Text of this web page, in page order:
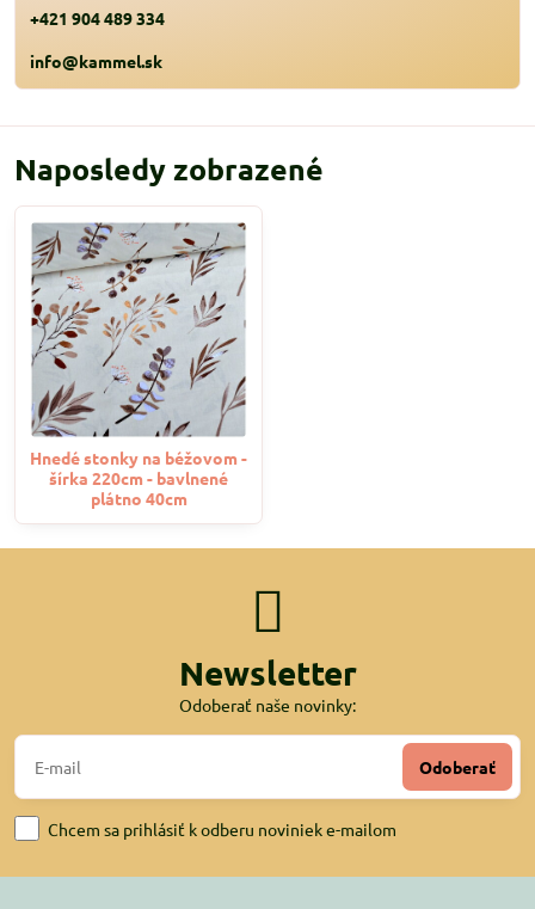
+421 904 489 334
info@kammel.sk
Naposledy zobrazené
Hnedé stonky na béžovom -
šírka 220cm - bavlnené
plátno 40cm
Newsletter
Odoberať naše novinky:
Odoberať
Chcem sa prihlásiť k odberu noviniek e-mailom